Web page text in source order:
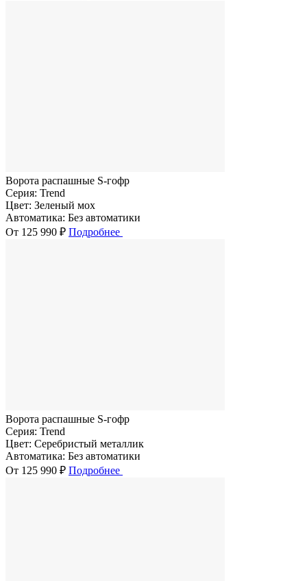
Ворота распашные S-гофр
Серия: Trend
Цвет: Зеленый мох
Автоматика: Без автоматики
От 125 990 ₽ Подробнее
Ворота распашные S-гофр
Серия: Trend
Цвет: Серебристый металлик
Автоматика: Без автоматики
От 125 990 ₽ Подробнее